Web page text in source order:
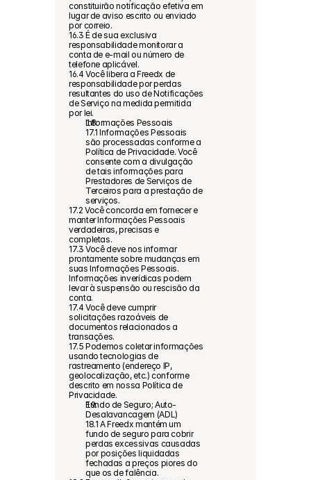
constituirão notificação efetiva em
lugar de aviso escrito ou enviado
por correio.
16.3 É de sua exclusiva
responsabilidade monitorar a
conta de e-mail ou número de
telefone aplicável.
16.4 Você libera a Freedx de
responsabilidade por perdas
resultantes do uso de Notificações
de Serviço na medida permitida
por lei.
Informações Pessoais
17.1 Informações Pessoais
são processadas conforme a
Política de Privacidade. Você
consente com a divulgação
de tais informações para
Prestadores de Serviços de
Terceiros para a prestação de
serviços.
17.2 Você concorda em fornecer e
manter Informações Pessoais
verdadeiras, precisas e
completas.
17.3 Você deve nos informar
prontamente sobre mudanças em
suas Informações Pessoais.
Informações inverídicas podem
levar à suspensão ou rescisão da
conta.
17.4 Você deve cumprir
solicitações razoáveis de
documentos relacionados a
transações.
17.5 Podemos coletar informações
usando tecnologias de
rastreamento (endereço IP,
geolocalização, etc.) conforme
descrito em nossa Política de
Privacidade.
Fundo de Seguro; Auto-
Desalavancagem (ADL)
18.1 A Freedx mantém um
fundo de seguro para cobrir
perdas excessivas causadas
por posições liquidadas
fechadas a preços piores do
que os de falência.